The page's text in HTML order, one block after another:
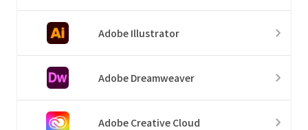
Adobe Illustrator
Adobe Dreamweaver
Adobe Creative Cloud